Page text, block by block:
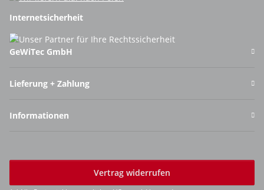
Internetsicherheit
GeWiTec GmbH
Lieferung + Zahlung
Informationen
Vertrag widerrufen